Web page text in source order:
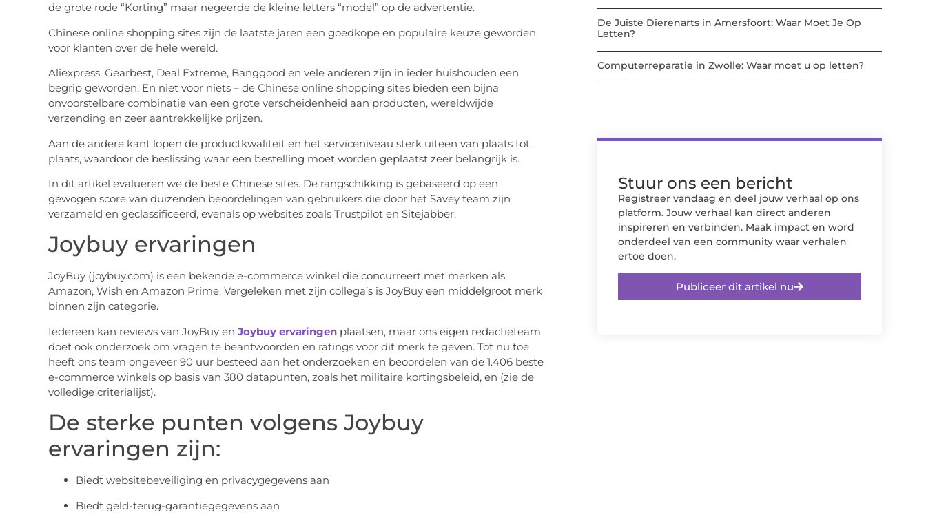
de grote rode “Korting” maar negeerde de kleine letters “model” op de advertentie.
Chinese online shopping sites zijn de laatste jaren een goedkope en populaire keuze geworden
voor klanten over de hele wereld.
Aliexpress, Gearbest, Deal Extreme, Banggood en vele anderen zijn in ieder huishouden een
begrip geworden. En niet voor niets – de Chinese online shopping sites bieden een bijna
onvoorstelbare combinatie van een grote verscheidenheid aan producten, wereldwijde
verzending en zeer aantrekkelijke prijzen.
Aan de andere kant lopen de productkwaliteit en het serviceniveau sterk uiteen van plaats tot
plaats, waardoor de beslissing waar een bestelling moet worden geplaatst zeer belangrijk is.
In dit artikel evalueren we de beste Chinese sites. De rangschikking is gebaseerd op een
gewogen score van duizenden beoordelingen van gebruikers die door het Savey team zijn
verzameld en geclassificeerd, evenals op websites zoals Trustpilot en Sitejabber.
Joybuy ervaringen
JoyBuy (joybuy.com) is een bekende e-commerce winkel die concurreert met merken als
Amazon, Wish en Amazon Prime. Vergeleken met zijn collega’s is JoyBuy een middelgroot merk
binnen zijn categorie.
Iedereen kan reviews van JoyBuy en Joybuy ervaringenplaatsen, maar ons eigen redactieteam
doet ook onderzoek om vragen te beantwoorden en ratings voor dit merk te geven. Tot nu toe
heeft ons team ongeveer 90 uur besteed aan het onderzoeken en beoordelen van de 1.406 beste
e-commerce winkels op basis van 380 datapunten, zoals het militaire kortingsbeleid, en (zie de
volledige criterialijst).
De sterke punten volgens Joybuy
ervaringen zijn:
Biedt websitebeveiliging en privacygegevens aan
Biedt geld-terug-garantiegegevens aan
De Juiste Dierenarts in Amersfoort: Waar Moet Je Op
Letten?
Computerreparatie in Zwolle: Waar moet u op letten?
Stuur ons een bericht
Registreer vandaag en deel jouw verhaal op ons
platform. Jouw verhaal kan direct anderen
inspireren en verbinden. Maak impact en word
onderdeel van een community waar verhalen
ertoe doen.
Publiceer dit artikel nu